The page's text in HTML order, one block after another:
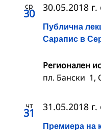
ср
30
Публична
Сарапис в
30.05.2018 г.
Регионален
пл. Бански 1,
чт
31
Премиера на
31.05.2018 г.